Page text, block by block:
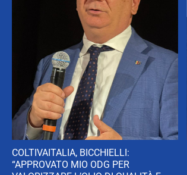
COLTIVAITALIA, BICCHIELLI:
“APPROVATO MIO ODG PER